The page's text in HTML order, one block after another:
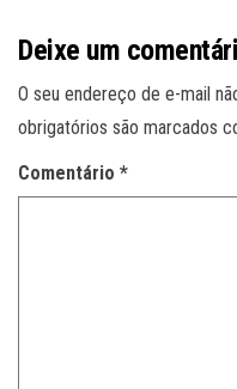
Deixe um
O seu endereço de e-mail
obrigatórios são marcados
Comentário *